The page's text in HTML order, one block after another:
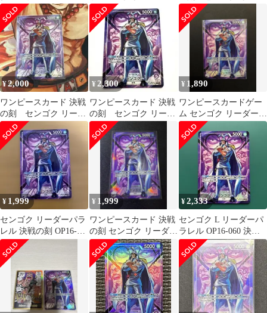
L
レル 決戦の刻
ーパラレル OP16-060
¥2,000
ワンピースカード 決戦
の刻 センゴク リーダ
ーパラレル OP16-060
¥2,300
ワンピースカード 決戦
の刻 センゴク リーダ
ーパラレル OP16-060
¥ 1,890
ワンピースカードゲー
ム センゴク リーダーパ
ラレル
¥ 1,999
センゴク リーダーパラ
レル 決戦の刻 OP16-
060 ワンピースカード
¥ 1,999
ワンピースカード 決戦
の刻 センゴク リーダー
パラレル OP14-060
¥2,333
センゴク L リーダーパ
ラレル OP16-060 決戦
の刻